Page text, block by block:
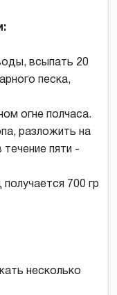
всыпать 20
песка,
огне полчаса.
разложить на
пяти -
получается 700 гр
несколько